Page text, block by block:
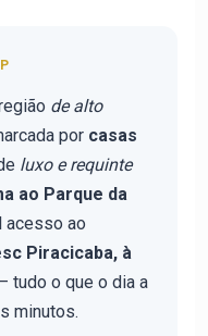
de alto
por casas
luxo e requinte
ao Parque da
acesso ao
Piracicaba, à
tudo o que o dia a
minutos.